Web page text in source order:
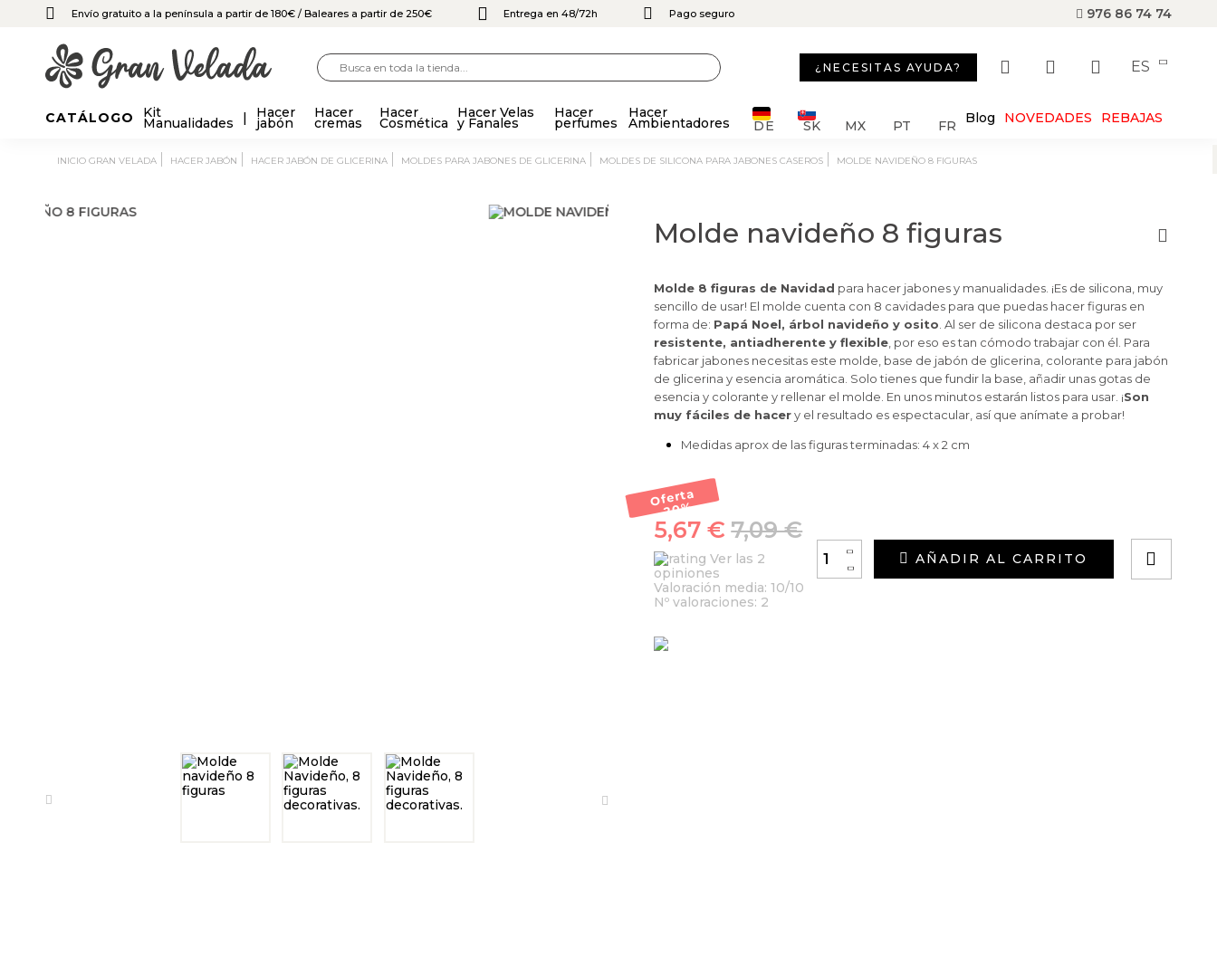
Envío gratuito a la península a partir de 180€ / Baleares a partir de 250€ Entrega en 48/72h Pago seguro 976 86 74 74
¿NECESITAS AYUDA? ES
CATÁLOGO Kit
Manualidades
Hacer
jabón
Hacer
cremas
Hacer
Cosmética
Hacer Velas
y Fanales
Hacer
perfumes
Hacer
Ambientadores DE SK MX PT FR Blog NOVEDADES REBAJAS
INICIO GRAN VELADA HACER JABÓN HACER JABÓN DE GLICERINA MOLDES PARA JABONES DE GLICERINA MOLDES DE SILICONA PARA JABONES CASEROS MOLDE NAVIDEÑO 8 FIGURAS
Molde navideño 8 figuras
Molde 8 figuras de Navidad para hacer jabones y manualidades. ¡Es de silicona, muy
sencillo de usar! El molde cuenta con 8 cavidades para que puedas hacer figuras en
forma de: Papá Noel, árbol navideño y osito . Al ser de silicona destaca por ser
resistente, antiadherente y flexible , por eso es tan cómodo trabajar con él. Para
fabricar jabones necesitas este molde, base de jabón de glicerina, colorante para jabón
de glicerina y esencia aromática. Solo tienes que fundir la base, añadir unas gotas de
esencia y colorante y rellenar el molde. En unos minutos estarán listos para usar. ¡Son
muy fáciles de hacery el resultado es espectacular, así que anímate a probar!
Medidas aprox de las figuras terminadas: 4 x 2 cm
Oferta
-20
%
7,09 €
5,67 €
Ver las 2
opiniones
Valoración media: 10/10
Nº valoraciones: 2
-
+
AÑADIR AL CARRITO